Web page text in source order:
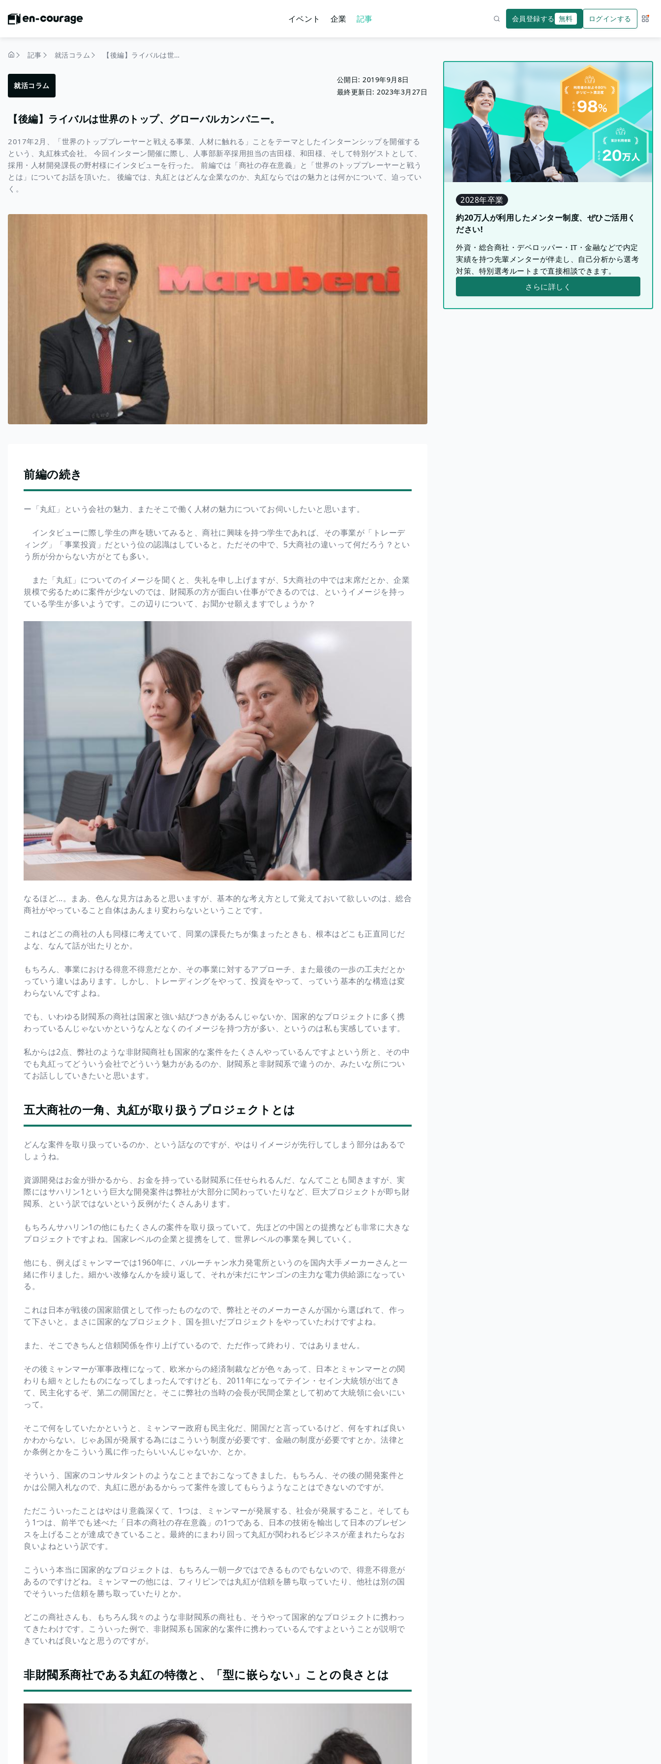
イベント 企業 記事 会員登録する 無料 ログインする サー
記事 就活コラム 【後編】ライバルは世界のトップ、グローバルカンパニー。
就活コラム
公開日:2019年9月8日
最終更新日:2023年3月27日
【後編】ライバルは世界のトップ、グローバルカンパニー。
2017年2月、「世界のトッププレーヤーと戦える事業、人材に触れる」ことをテーマとしたインターンシップを開催する
という、丸紅株式会社。 今回インターン開催に際し、人事部新卒採用担当の吉田様、和田様、そして特別ゲストとして、
採用・人材開発課長の野村様にインタビューを行った。 前編では「商社の存在意義」と「世界のトッププレーヤーと戦う
とは」についてお話を頂いた。 後編では、丸紅とはどんな企業なのか、丸紅ならではの魅力とは何かについて、迫ってい
く。
前編の続き
ー「丸紅」という会社の魅力、またそこで働く人材の魅力についてお伺いしたいと思います。
インタビューに際し学生の声を聴いてみると、商社に興味を持つ学生であれば、その事業が「トレーデ
ィング」「事業投資」だという位の認識はしていると。ただその中で、5大商社の違いって何だろう？とい
う所が分からない方がとても多い。
また「丸紅」についてのイメージを聞くと、失礼を申し上げますが、5大商社の中では末席だとか、企業
規模で劣るために案件が少ないのでは、財閥系の方が面白い仕事ができるのでは、というイメージを持っ
ている学生が多いようです。この辺りについて、お聞かせ願えますでしょうか？
なるほど...。まあ、色んな見方はあると思いますが、基本的な考え方として覚えておいて欲しいのは、総合
商社がやっていること自体はあんまり変わらないということです。
これはどこの商社の人も同様に考えていて、同業の課長たちが集まったときも、根本はどこも正直同じだ
よな、なんて話が出たりとか。
もちろん、事業における得意不得意だとか、その事業に対するアプローチ、また最後の一歩の工夫だとか
っていう違いはあります。しかし、トレーディングをやって、投資をやって、っていう基本的な構造は変
わらないんですよね。
でも、いわゆる財閥系の商社は国家と強い結びつきがあるんじゃないか、国家的なプロジェクトに多く携
わっているんじゃないかというなんとなくのイメージを持つ方が多い、というのは私も実感しています。
私からは2点、弊社のような非財閥商社も国家的な案件をたくさんやっているんですよという所と、その中
でも丸紅ってどういう会社でどういう魅力があるのか、財閥系と非財閥系で違うのか、みたいな所につい
てお話ししていきたいと思います。
五大商社の一角、丸紅が取り扱うプロジェクトとは
どんな案件を取り扱っているのか、という話なのですが、やはりイメージが先行してしまう部分はあるで
しょうね。
資源開発はお金が掛かるから、お金を持っている財閥系に任せられるんだ、なんてことも聞きますが、実
際にはサハリン1という巨大な開発案件は弊社が大部分に関わっていたりなど、巨大プロジェクトが即ち財
閥系、という訳ではないという反例がたくさんあります。
もちろんサハリン1の他にもたくさんの案件を取り扱っていて。先ほどの中国との提携なども非常に大きな
プロジェクトですよね。国家レベルの企業と提携をして、世界レベルの事業を興していく。
他にも、例えばミャンマーでは1960年に、バルーチャン水力発電所というのを国内大手メーカーさんと一
緒に作りました。細かい改修なんかを繰り返して、それが未だにヤンゴンの主力な電力供給源になってい
る。
これは日本が戦後の国家賠償として作ったものなので、弊社とそのメーカーさんが国から選ばれて、作っ
て下さいと。まさに国家的なプロジェクト、国を担いだプロジェクトをやっていたわけですよね。
また、そこできちんと信頼関係を作り上げているので、ただ作って終わり、ではありません。
その後ミャンマーが軍事政権になって、欧米からの経済制裁などが色々あって、日本とミャンマーとの関
わりも細々としたものになってしまったんですけども、2011年になってテイン・セイン大統領が出てき
て、民主化するぞ、第二の開国だと。そこに弊社の当時の会長が民間企業として初めて大統領に会いにい
って。
そこで何をしていたかというと、ミャンマー政府も民主化だ、開国だと言っているけど、何をすれば良い
かわからない。じゃあ国が発展する為にはこういう制度が必要です、金融の制度が必要ですとか。法律と
か条例とかをこういう風に作ったらいいんじゃないか、とか。
そういう、国家のコンサルタントのようなことまでおこなってきました。もちろん、その後の開発案件と
かは公開入札なので、丸紅に恩があるからって案件を渡してもらうようなことはできないのですが。
ただこういったことはやはり意義深くて、1つは、ミャンマーが発展する、社会が発展すること。そしても
う1つは、前半でも述べた「日本の商社の存在意義」の1つである、日本の技術を輸出して日本のプレゼン
スを上げることが達成できていること。最終的にまわり回って丸紅が関われるビジネスが産まれたらなお
良いよねという訳です。
こういう本当に国家的なプロジェクトは、もちろん一朝一夕ではできるものでもないので、得意不得意が
あるのですけどね。ミャンマーの他には、フィリピンでは丸紅が信頼を勝ち取っていたり、他社は別の国
でそういった信頼を勝ち取っていたりとか。
どこの商社さんも、もちろん我々のような非財閥系の商社も、そうやって国家的なプロジェクトに携わっ
てきたわけです。こういった例で、非財閥系も国家的な案件に携わっているんですよということが説明で
きていれば良いなと思うのですが。
非財閥系商社である丸紅の特徴と、「型に嵌らない」ことの良さとは
2028年卒業
約20万人が利用したメンター制度、ぜひご活用く
ださい!
外資・総合商社・デベロッパー・IT・金融などで内定
実績を持つ先輩メンターが伴走し、自己分析から選考
対策、特別選考ルートまで直接相談できます。
さらに詳しく